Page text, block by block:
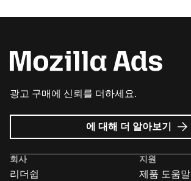
광고 구매에 신뢰를 더하세요.
Mozilla
Ads
에 대해 더 알아보기
회사
리더쉽
지원
제품 도움말